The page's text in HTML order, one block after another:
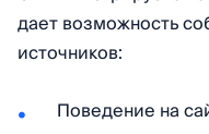
дает возможность
источников:
Поведение на